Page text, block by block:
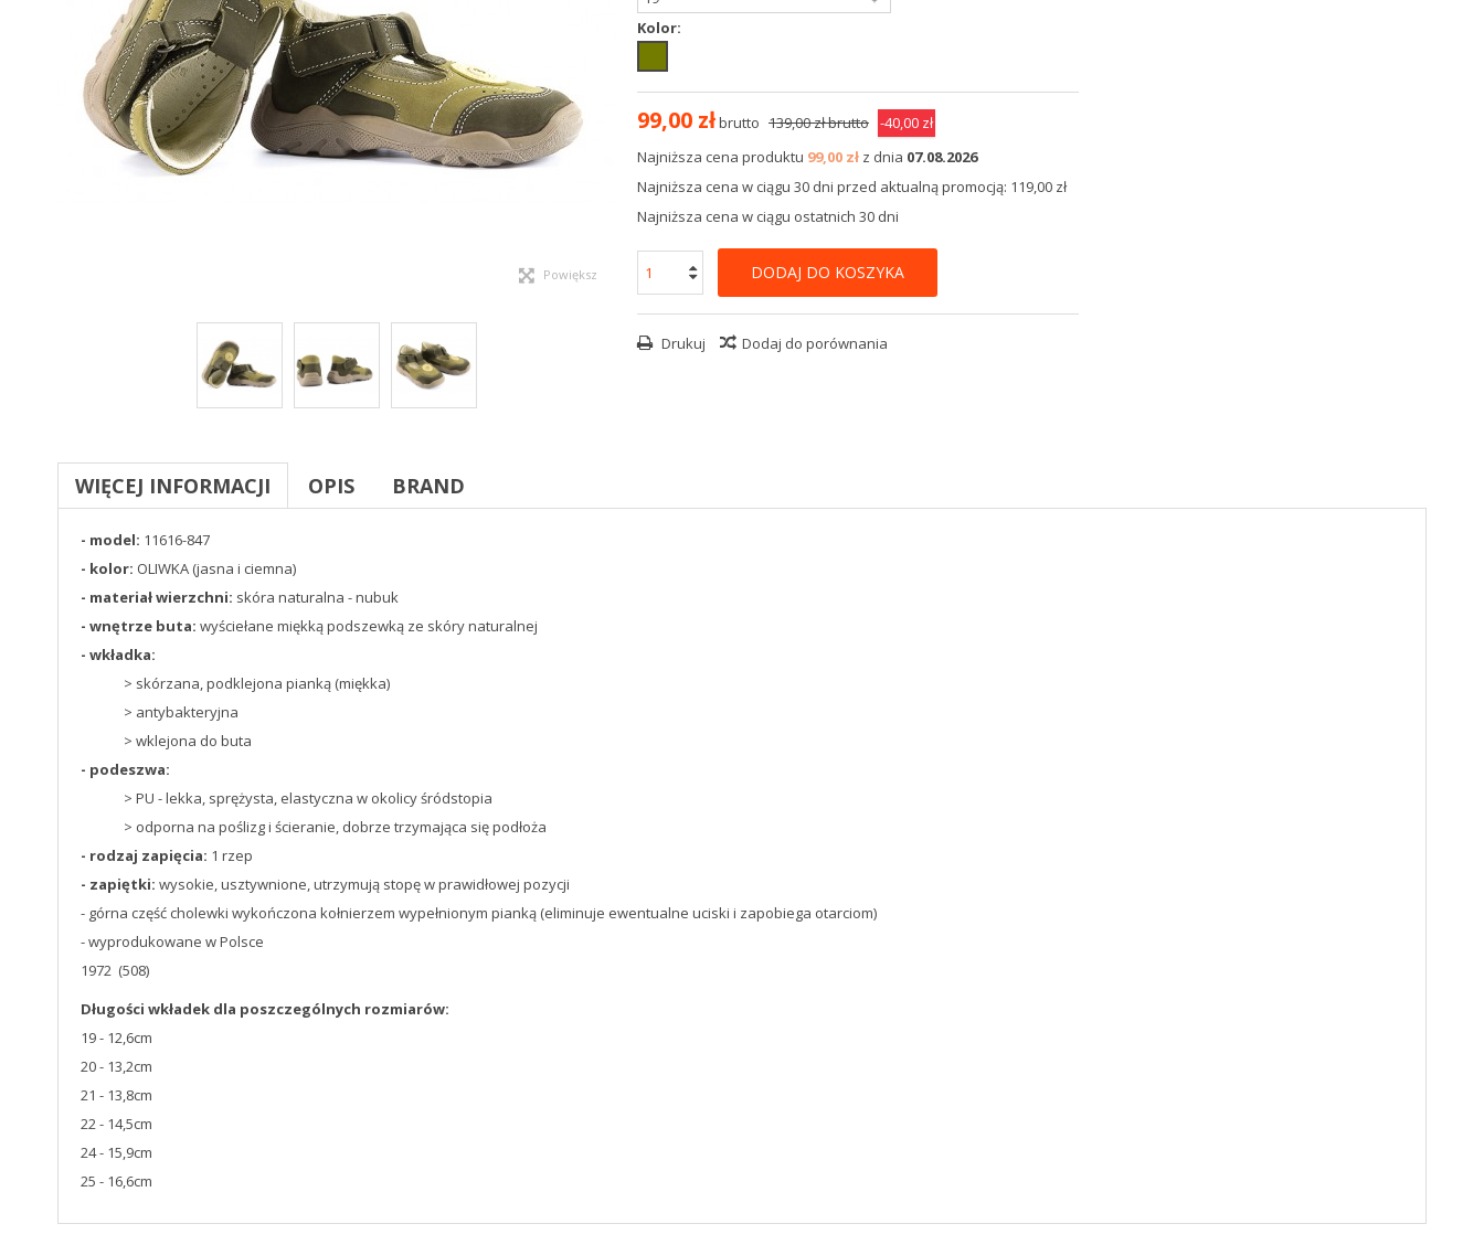
Powiększ
Kolor:
99,00 złbrutto 139,00 złbrutto -40,00 zł
Najniższa cena produktu 99,00 zł z dnia 07.08.2026
Najniższa cena w ciągu 30 dni przed aktualną promocją: 119,00 zł
Najniższa cena w ciągu ostatnich 30 dni
DODAJ DO KOSZYKA
Drukuj Dodaj do porównania
WIĘCEJ INFORMACJI OPIS BRAND
- model: 11616-847
- kolor: OLIWKA (jasna i ciemna)
- materiał wierzchni: skóra naturalna - nubuk
- wnętrze buta: wyściełane miękką podszewką ze skóry naturalnej
- wkładka:
> skórzana, podklejona pianką (miękka)
> antybakteryjna
> wklejona do buta
- podeszwa:
> PU - lekka, sprężysta, elastyczna w okolicy śródstopia
> odporna na poślizg i ścieranie, dobrze trzymająca się podłoża
- rodzaj zapięcia: 1 rzep
- zapiętki: wysokie, usztywnione, utrzymują stopę w prawidłowej pozycji
- górna część cholewki wykończona kołnierzem wypełnionym pianką (eliminuje ewentualne uciski i zapobiega otarciom)
- wyprodukowane w Polsce
1972 (508)
Długości wkładek dla poszczególnych rozmiarów:
19 - 12,6cm
20 - 13,2cm
21 - 13,8cm
22 - 14,5cm
24 - 15,9cm
25 - 16,6cm